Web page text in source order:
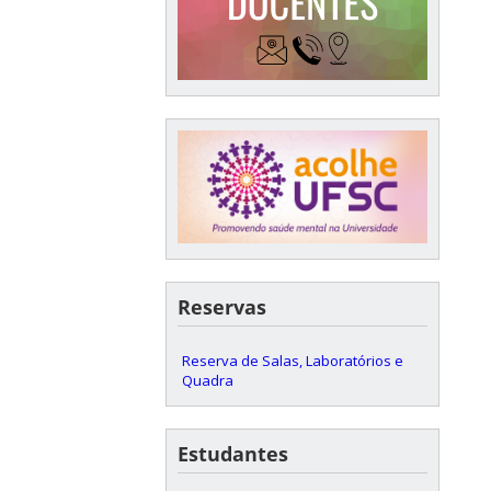
Reservas
Reserva de Salas, Laboratórios e
Quadra
Estudantes